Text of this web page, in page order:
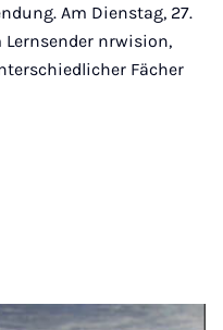
Am Dienstag, 27.
nrwision,
Fächer